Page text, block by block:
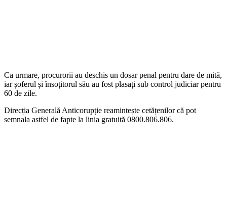
Ca urmare, procurorii au deschis un dosar penal pentru dare de mită,
iar șoferul și însoțitorul său au fost plasați sub control judiciar pentru
60 de zile.
Direcția Generală Anticorupție reamintește cetățenilor că pot
semnala astfel de fapte la linia gratuită 0800.806.806.